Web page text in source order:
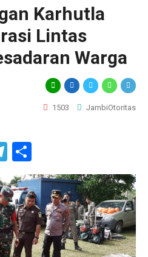
Karhutla
Lintas
Warga
1503 JambiOtoritas
Telegram